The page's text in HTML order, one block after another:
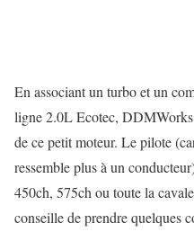
En associant un turbo et un
ligne 2.0L Ecotec, DDMWorks
de ce petit moteur. Le pilote
ressemble plus à un
450ch, 575ch ou toute la
conseille de prendre quelques